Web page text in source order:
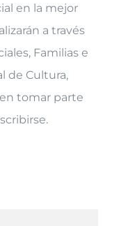
en la mejor
a través
Familias e
de Cultura,
tomar parte